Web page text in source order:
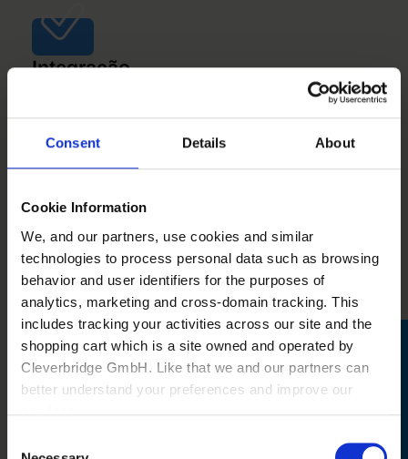
Consent Details About
Cookie Information
We, and our partners, use cookies and similar
technologies to process personal data such as browsing
behavior and user identifiers for the purposes of
analytics, marketing and cross-domain tracking. This
includes tracking your activities across our site and the
shopping cart which is a site owned and operated by
Cleverbridge GmbH. Like that we and our partners can
better understand your preferences and improve our
Also, the operator of the shopping cart, Cleverbridge
Integração
Segurança
Tome decisões melhores e mais
rápidas através de dados confiáveis.
economize tempo.